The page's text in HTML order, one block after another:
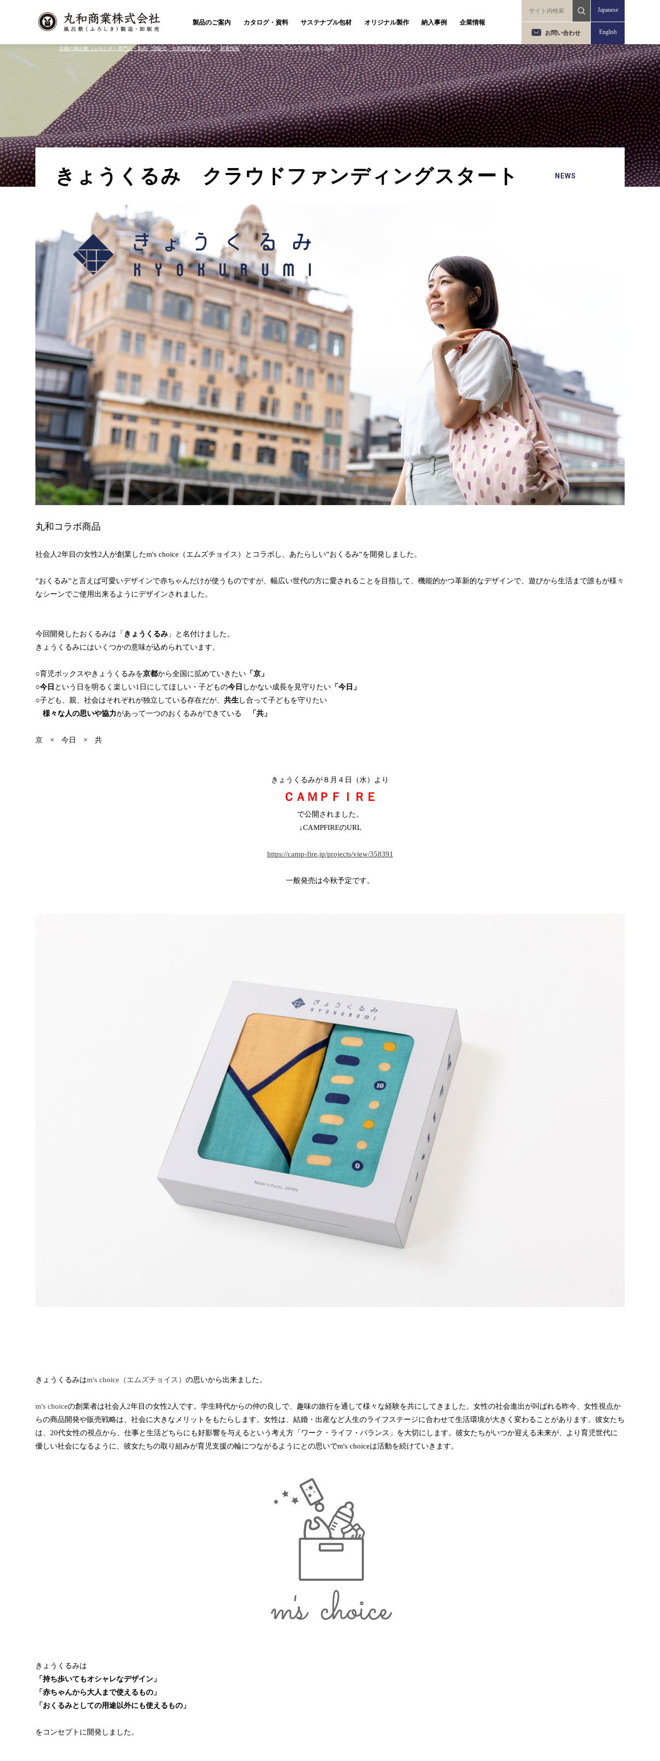
製品のご案内 カタログ・資料 サステナブル包材 オリジナル製作 納入事例 企業情報
Japanese
お問い合わせ English
京都の風呂敷（ふろしき）専門店 製造・卸販売 丸和商業株式会社 新着情報 クラウドファンディング_きょうくるみ
きょうくるみ クラウドファンディングスタート NEWS
丸和コラボ商品
社会人2年目の女性2人が創業したm's choice（エムズチョイス）とコラボし、あたらしい”おくるみ”を開発しました。
”おくるみ”と言えば可愛いデザインで赤ちゃんだけが使うものですが、幅広い世代の方に愛されることを目指して、機能的かつ革新的なデザインで、遊びから生活まで誰もが様々
なシーンでご使用出来るようにデザインされました。
今回開発したおくるみは「 きょうくるみ 」と名付けました。
きょうくるみにはいくつかの意味が込められています。
○育児ボックスやきょうくるみを京都から全国に拡めていきたい 「京」
○今日 という日を明るく楽しい1日にしてほしい・子どもの今日 しかない成長を見守りたい 「今日」
○子ども、親、社会はそれぞれが独立している存在だが、 共生 し合って子どもを守りたい
様々な人の思いや協力があって一つのおくるみができている 「共」
京 × 今日 × 共
きょうくるみが８月４日（水）より
ＣＡＭＰＦＩＲＥ
で公開されました。
↓CAMPFIREのURL
https://camp-fire.jp/projects/view/358391
一般発売は今秋予定です。
きょうくるみはm's choice（エムズチョイス） の思いから出来ました。
m's choiceの創業者は社会人2年目の女性2人です。学生時代からの仲の良しで、趣味の旅行を通して様々な経験を共にしてきました。女性の社会進出が叫ばれる昨今、女性視点か
らの商品開発や販売戦略は、社会に大きなメリットをもたらします。女性は、結婚・出産など人生のライフステージに合わせて生活環境が大きく変わることがあります。彼女たち
は、20代女性の視点から、仕事と生活どちらにも好影響を与えるという考え方「ワーク・ライフ・バランス」を大切にします。彼女たちがいつか迎える未来が、より育児世代に
優しい社会になるように、彼女たちの取り組みが育児支援の輪につながるようにとの思いでm's choiceは活動を続けていきます。
きょうくるみは
「持ち歩いてもオシャレなデザイン」
「赤ちゃんから大人まで使えるもの」
「おくるみとしての用途以外にも使えるもの」
をコンセプトに開発しました。